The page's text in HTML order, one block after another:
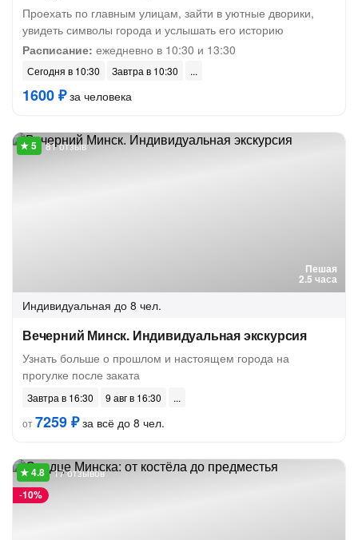
Проехать по главным улицам, зайти в уютные дворики,
увидеть символы города и услышать его историю
Расписание: ежедневно в 10:30 и 13:30
Сегодня в 10:30 Завтра в 10:30
1600 ₽за человека
Пешая
2.5 часа
81 отзыв
Индивидуальная до 8 чел.
Вечерний Минск. Индивидуальная экскурсия
Узнать больше о прошлом и настоящем города на
прогулке после заката
Завтра в 16:30
9 авг в 16:30
от7259 ₽за всё до 8 чел.
-10%
17 отзывов